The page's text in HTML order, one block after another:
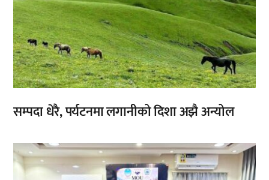
सम्पदा धेरै, पर्यटनमा लगानीको दिशा अझै अन्योल
,,